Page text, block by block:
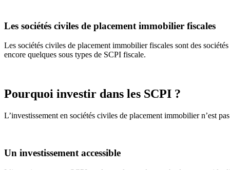
Les sociétés civiles de placement immobilier fiscales
Les sociétés civiles de placement immobilier fiscales sont des
encore quelques sous types de SCPI fiscale.
Pourquoi investir dans les SCPI ?
L’investissement en sociétés civiles de placement immobilier n’est
Un investissement accessible